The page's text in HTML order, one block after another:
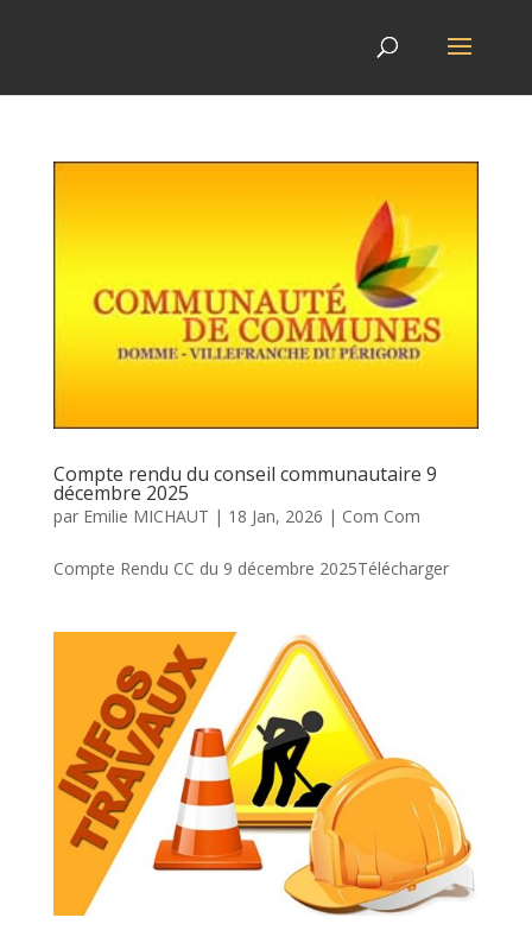
Compte rendu du conseil communautaire 9
décembre 2025
par Emilie MICHAUT | 18 Jan, 2026 | Com Com
Compte Rendu CC du 9 décembre 2025Télécharger